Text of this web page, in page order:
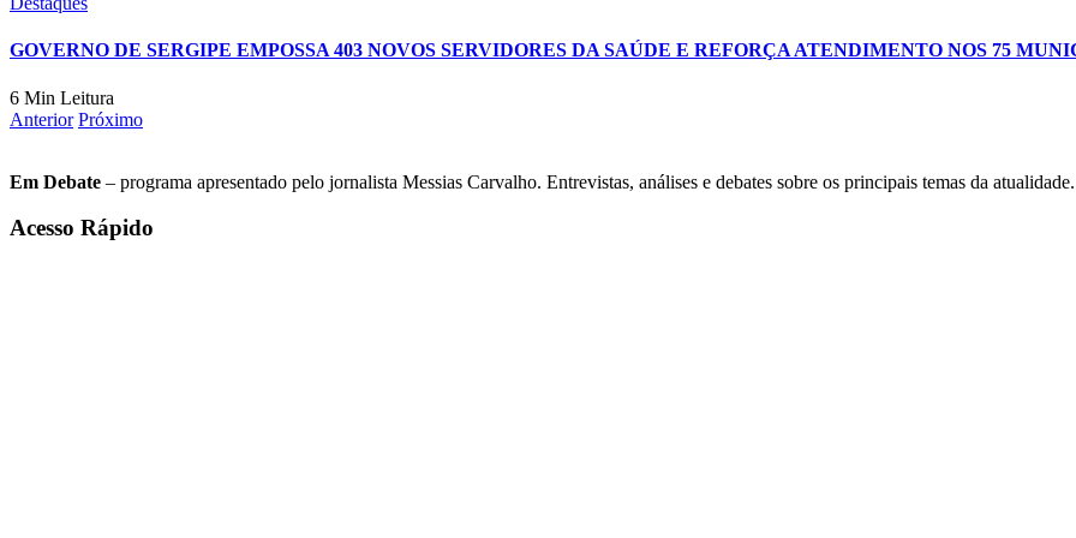
GOVERNO DE SERGIPE EMPOSSA 403 NOVOS SERVIDORES DA SAÚDE E REFORÇA ATENDIMENTO NOS 75
6 Min Leitura
Anterior Próximo
Em Debate – programa apresentado pelo jornalista Messias Carvalho. Entrevistas, análises e debates sobre os principais temas da atualidade.
Acesso Rápido